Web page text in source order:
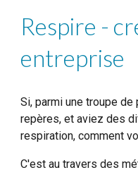
Respire -
entreprise
Si, parmi une troupe
repères, et aviez des
respiration, comment
C'est au travers des